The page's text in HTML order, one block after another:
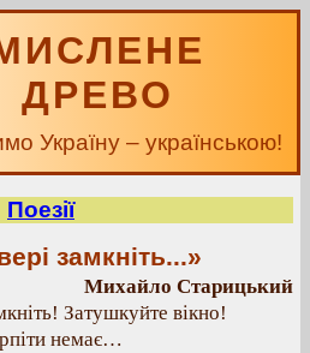
ДРЕВО
Україну – українською!
Поезії
замкніть...»
Михайло Старицький
Затушкуйте вікно!
немає…